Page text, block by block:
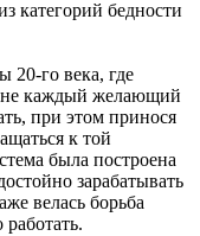
категорий бедности
го века, где
каждый желающий
при этом принося
к той
была построена
зарабатывать
велась борьба